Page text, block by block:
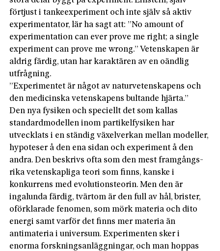
förtjust i tankeexperiment och inte själv så aktiv
experimentator, lär ha sagt att: ”No amount of
experimentation can ever prove me right; a single
experiment can prove me wrong.” Vetenskapen är
aldrig färdig, utan har karaktären av en oändlig
utfrågning.
”Experimentet är något av naturveten­skapens och
den medicinska vetenskapens bultande hjärta.”
Den nya fysiken och speciellt det som kal­las
standardmodellen inom partikelfysiken har
utvecklats i en ständig växelverkan mellan modeller,
hypoteser å den ena sidan och experiment å den
andra. Den beskrivs ofta som den mest framgångs­
rika vetenskapliga teori som finns, kanske i
konkurrens med evolutionsteorin. Men den är
ingalunda färdig, tvärtom är den full av hål, brister,
oförklarade fenomen, som mörk materia och dito
energi samt varför det finns mer materia än
antimateria i universum. Experimenten sker i
enorma forskningsanläggningar, och man hoppas